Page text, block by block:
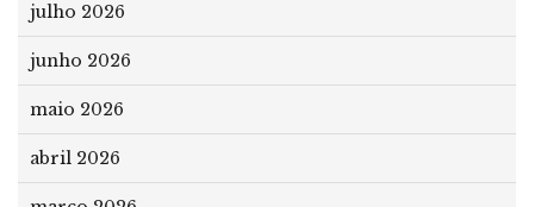
julho 2026
junho 2026
maio 2026
abril 2026